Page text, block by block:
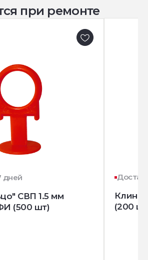
при ремонте
дней
СВП 1.5 мм
(500 шт)
Клин
(200